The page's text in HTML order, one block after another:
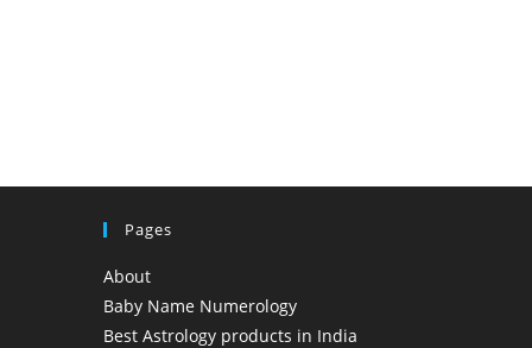
Pages
About
Baby Name Numerology
Best Astrology products in India